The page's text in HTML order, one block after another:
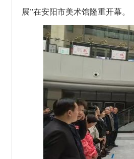
展”在安阳市美术馆隆重开幕。